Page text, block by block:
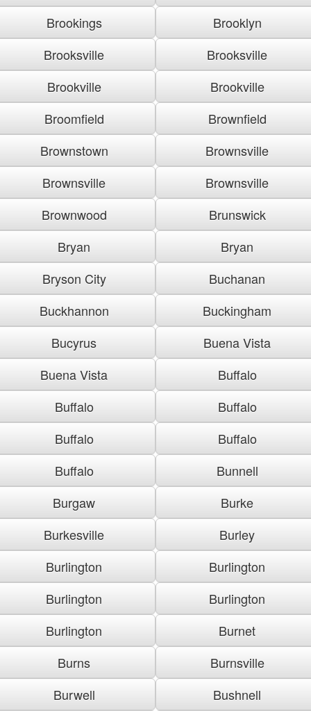
Brookings
Brooklyn
Brooksville
Brooksville
Brookville
Brookville
Broomfield
Brownfield
Brownstown
Brownsville
Brownsville
Brownsville
Brownwood
Brunswick
Bryan
Bryan
Bryson City
Buchanan
Buckhannon
Buckingham
Bucyrus
Buena Vista
Buena Vista
Buffalo
Buffalo
Buffalo
Buffalo
Buffalo
Buffalo
Bunnell
Burgaw
Burke
Burkesville
Burley
Burlington
Burlington
Burlington
Burlington
Burlington
Burnet
Burns
Burnsville
Burwell
Bushnell